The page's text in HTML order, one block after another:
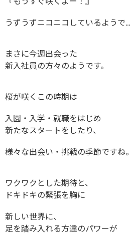
うずうずニコニコしているようで…
まさに今週出会った
新入社員の方々のようです。
桜が咲くこの時期は
入園・入学・就職をはじめ
新たなスタートをしたり、
様々な出会い・挑戦の季節ですね。
ワクワクとした期待と、
ドキドキの緊張を胸に
新しい世界に、
足を踏み入れる方達のパワーが